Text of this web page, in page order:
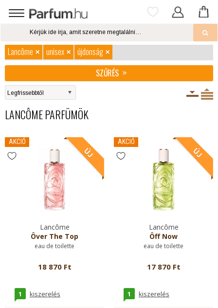
Lancôme unisex
újdonság
SZŰRÉS
LANCÔME PARFÜMÖK
AKCIÓ
Lancôme
Ôver The Top
eau de toilette
18 870 Ft
1 kiszerelés
AKCIÓ
Lancôme
Ôff Now
eau de toilette
17 870 Ft
1 kiszerelés